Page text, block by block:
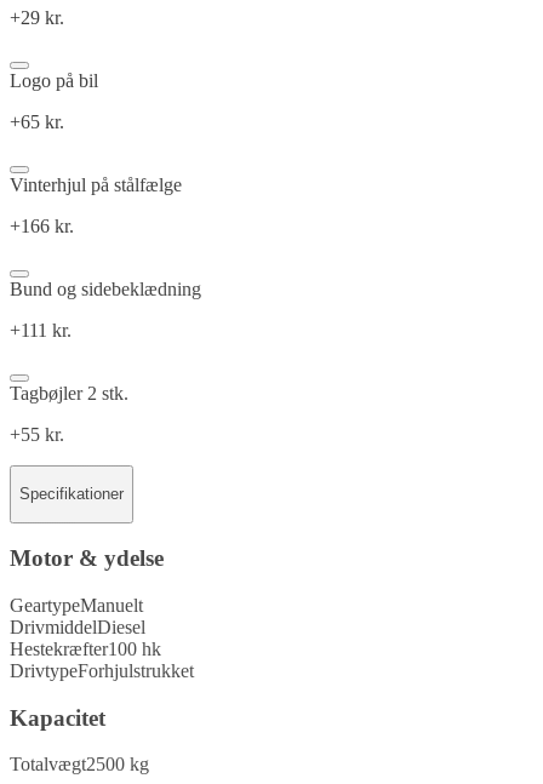
+29 kr.
Logo på bil
+65 kr.
Vinterhjul på stålfælge
+166 kr.
Bund og sidebeklædning
+111 kr.
Tagbøjler 2 stk.
+55 kr.
Specifikationer
Motor & ydelse
GeartypeManuelt
DrivmiddelDiesel
Hestekræfter100 hk
DrivtypeForhjulstrukket
Kapacitet
Totalvægt2500 kg